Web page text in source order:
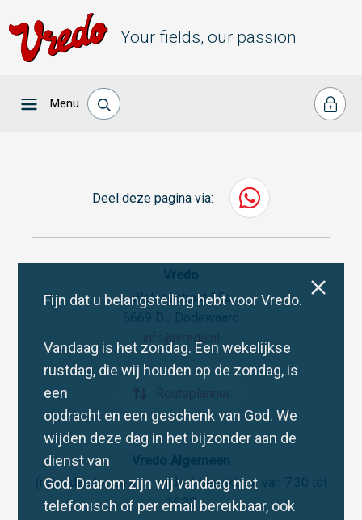
Fijn dat u belangstelling hebt voor Vredo.
Vandaag is het zondag. Een wekelijkse
rustdag, die wij houden op de zondag, is
een
opdracht en een geschenk van God. We
wijden deze dag in het bijzonder aan de
dienst van
God. Daarom zijn wij vandaag niet
telefonisch of per email bereikbaar, ook
Your fields, our passion
Menu
Deel deze pagina via:
Vredo
Welysestraat 25a
6669 DJ Dodewaard
Vredo Algemeen
(maandag tot en met vrijdag) bereikbaar van 7.30 tot
16.30